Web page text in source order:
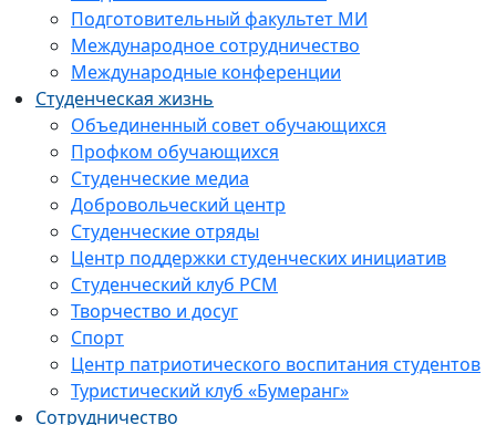
Подготовительный факультет МИ
Международное сотрудничество
Международные конференции
Студенческая жизнь
Объединенный совет обучающихся
Профком обучающихся
Студенческие медиа
Добровольческий центр
Студенческие отряды
Центр поддержки студенческих инициатив
Студенческий клуб РСМ
Творчество и досуг
Спорт
Центр патриотического воспитания студентов
Туристический клуб «Бумеранг»
Сотрудничество